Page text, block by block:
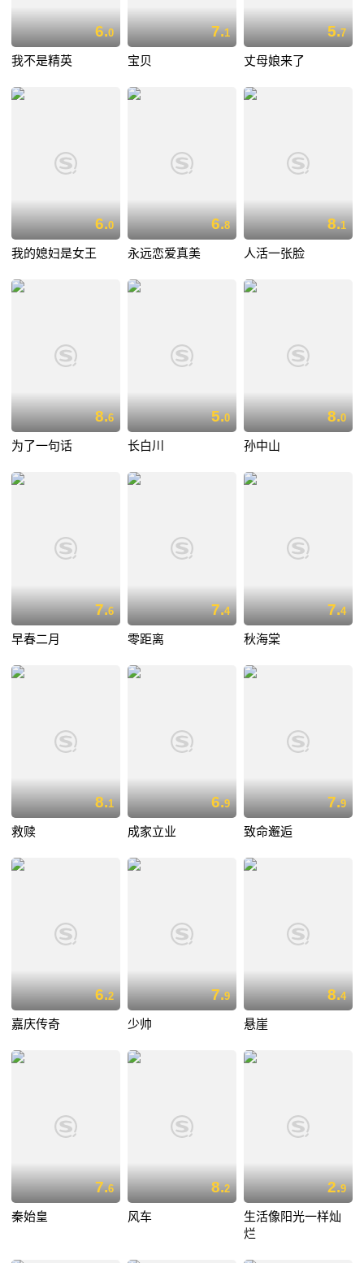
6.0
我不是精英
7.1
宝贝
5.7
丈母娘来了
6.0
我的媳妇是女王
6.8
永远恋爱真美
8.1
人活一张脸
8.6
为了一句话
5.0
长白川
8.0
孙中山
7.6
早春二月
7.4
零距离
7.4
秋海棠
8.1
救赎
6.9
成家立业
7.9
致命邂逅
6.2
嘉庆传奇
7.9
少帅
8.4
悬崖
7.6
秦始皇
8.2
风车
2.9
生活像阳光一样灿
烂